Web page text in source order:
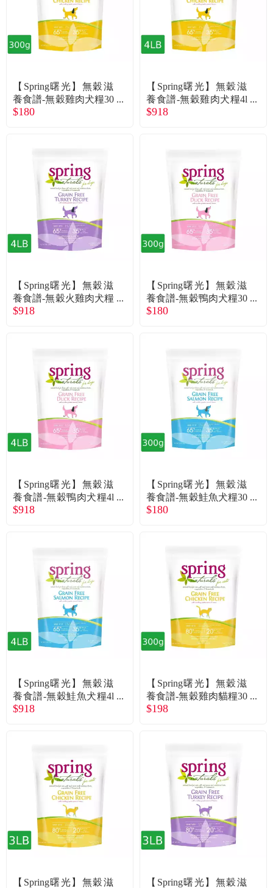
【Spring曙光】無穀滋
養食譜-無穀雞肉犬糧30
0g
$180
【Spring曙光】無穀滋
養食譜-無穀雞肉犬糧4l
b
$918
【Spring曙光】無穀滋
養食譜-無穀火雞肉犬糧
4lb
$918
【Spring曙光】無穀滋
養食譜-無穀鴨肉犬糧30
0g
$180
【Spring曙光】無穀滋
養食譜-無穀鴨肉犬糧4l
b
$918
【Spring曙光】無穀滋
養食譜-無穀鮭魚犬糧30
0g
$180
【Spring曙光】無穀滋
養食譜-無穀鮭魚犬糧4l
b
$918
【Spring曙光】無穀滋
養食譜-無穀雞肉貓糧30
0g
$198
【Spring曙光】無穀滋
【Spring曙光】無穀滋